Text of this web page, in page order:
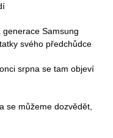
Samsung
svého předchůdce
srpna se tam objeví
se můžeme dozvědět,